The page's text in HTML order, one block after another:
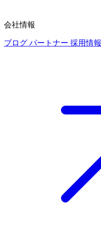
会社情報
ブログ パートナー 採用情報